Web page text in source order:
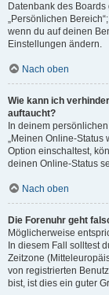
Datenbank des
„Persönlichen
wenn du auf deinen
Einstellungen ändern.
Nach oben
Wie kann ich
auftaucht?
In deinem
„Meinen Online-Status
Option einschaltest,
deinen Online-Status
Nach oben
Die Forenuhr geht
Möglicherweise
In diesem Fall solltest
Zeitzone
von registrierten
bist, ist dies ein guter